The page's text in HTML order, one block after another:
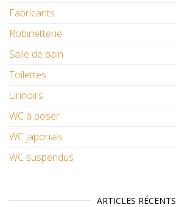
Fabricants
Robinetterie
Salle de bain
Toilettes
Urinoirs
WC à poser
WC japonais
WC suspendus
ARTICLES RÉCENTS